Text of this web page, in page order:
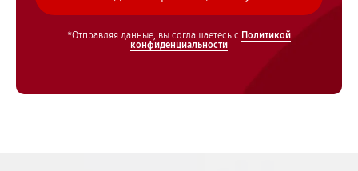
*Отправляя данные, вы соглашаетесь с Политикой
конфиденциальности